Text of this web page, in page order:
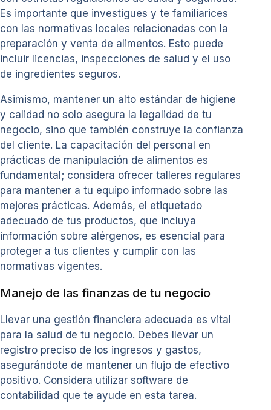
Es importante que investigues y te familiarices
con las normativas locales relacionadas con la
preparación y venta de alimentos. Esto puede
incluir licencias, inspecciones de salud y el uso
de ingredientes seguros.
Asimismo, mantener un alto estándar de higiene
y calidad no solo asegura la legalidad de tu
negocio, sino que también construye la confianza
del cliente. La capacitación del personal en
prácticas de manipulación de alimentos es
fundamental; considera ofrecer talleres regulares
para mantener a tu equipo informado sobre las
mejores prácticas. Además, el etiquetado
adecuado de tus productos, que incluya
información sobre alérgenos, es esencial para
proteger a tus clientes y cumplir con las
normativas vigentes.
Manejo de las finanzas de tu negocio
Llevar una gestión financiera adecuada es vital
para la salud de tu negocio. Debes llevar un
registro preciso de los ingresos y gastos,
asegurándote de mantener un flujo de efectivo
positivo. Considera utilizar software de
contabilidad que te ayude en esta tarea.